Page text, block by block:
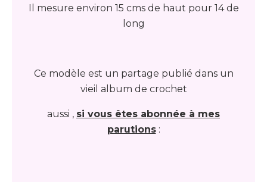
Il mesure environ 15 cms de haut pour 14 de
long
Ce modèle est un partage publié dans un
vieil album de crochet
aussi , si vous êtes abonnée à mes
parutions: